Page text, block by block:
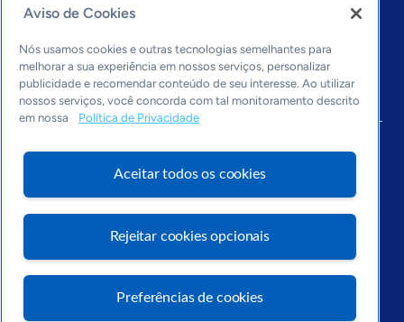
Economia & Política
Inovação & Tecnologia
Cultura empreendedora
Dados
Arquivo
Aviso de Cookies
Nós usamos cookies e outras tecnologias semelhantes para
melhorar a sua experiência em nossos serviços, personalizar
publicidade e recomendar conteúdo de seu interesse. Ao utilizar
nossos serviços, você concorda com tal monitoramento descrito
em nossa
Política de Privacidade
Aceitar todos os cookies
Rejeitar cookies opcionais
Preferências de cookies